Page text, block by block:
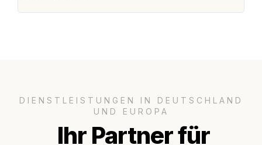
DIENSTLEISTUNGEN IN DEUTSCHLAND
UND EUROPA
Ihr Partner für